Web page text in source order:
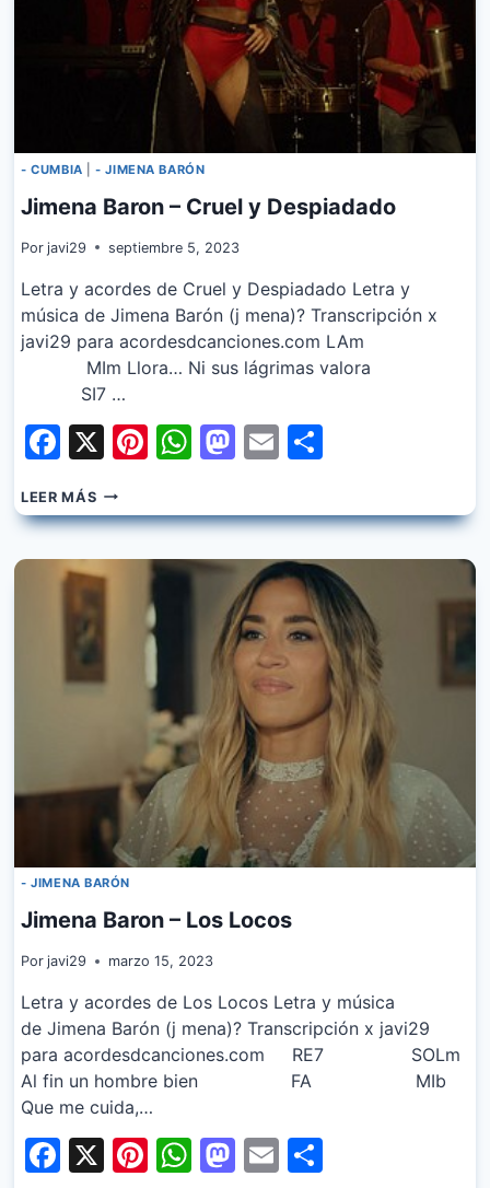
- CUMBIA |- JIMENA BARÓN
Jimena Baron – Cruel y Despiadado
Por javi29 septiembre 5, 2023
Letra y acordes de Cruel y Despiadado Letra y
música de Jimena Barón (j mena)? Transcripción x
javi29 para acordesdcanciones.com LAm
MIm Llora… Ni sus lágrimas valora
SI7 …
Facebook
X Pinterest
WhatsApp
Mastodon
Email
LEER MÁSJIMENA
BARON
–
Y
DESPIADADO
- JIMENA BARÓN
Jimena Baron – Los Locos
Por javi29 marzo 15, 2023
Letra y acordes de Los Locos Letra y música
de Jimena Barón (j mena)? Transcripción x javi29
para acordesdcanciones.com RE7 SOLm
Al fin un hombre bien FA MIb
Que me cuida,…
Facebook
X Pinterest
WhatsApp
Mastodon
Email